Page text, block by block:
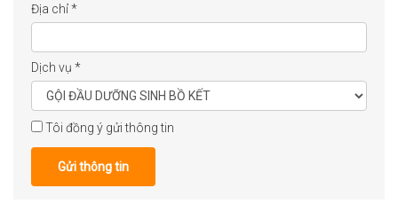
Địa chỉ*
Dịch vụ *
Tôi đồng ý gửi thông tin
Gửi thông tin